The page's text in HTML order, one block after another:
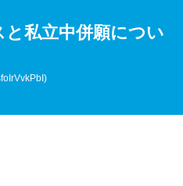
私立中併願につい